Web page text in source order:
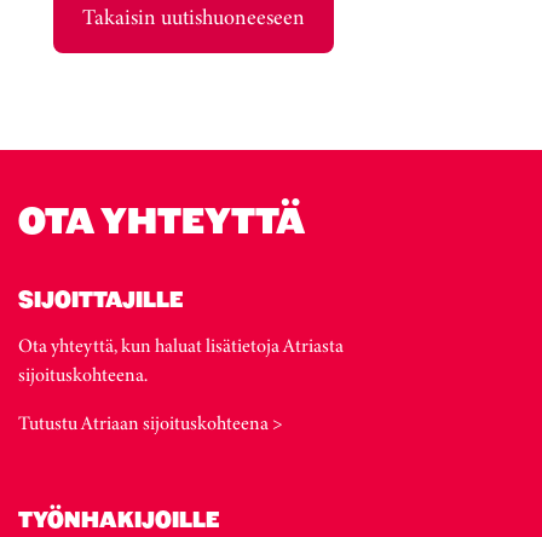
Takaisin uutishuoneeseen
OTA YHTEYTTÄ
SIJOITTAJILLE
Ota yhteyttä, kun haluat lisätietoja Atriasta
sijoituskohteena.
Tutustu Atriaan sijoituskohteena >
TYÖNHAKIJOILLE